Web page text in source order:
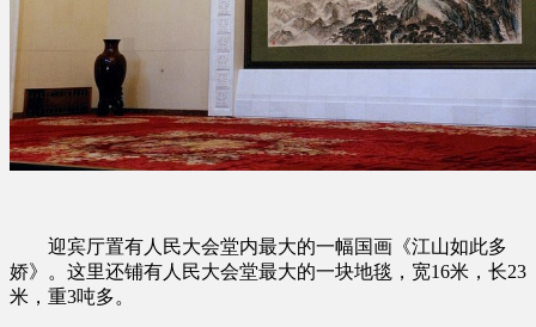
迎宾厅置有人民大会堂内最大的一幅国画《江山如此多
娇》。这里还铺有人民大会堂最大的一块地毯，宽16米，长23
米，重3吨多。